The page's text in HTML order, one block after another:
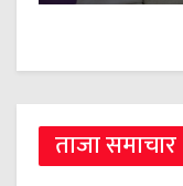
ताजा समाचार